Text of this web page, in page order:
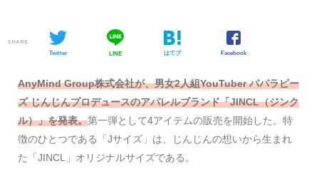
SHARE
Twitter LINE はてブ Facebook
AnyMind Group株式会社が、男女2人組YouTuber パパラピー
ズ じんじんプロデュースのアパレルブランド「JINCL（ジンク
ル）」を発表。第一弾として4アイテムの販売を開始した。特
徴のひとつである「Jサイズ」は、じんじんの想いから生まれ
た「JINCL」オリジナルサイズである。